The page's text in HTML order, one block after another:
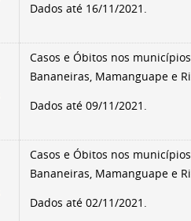
Dados até 16/11/2021.
Casos e Óbitos nos
Bananeiras, Mamanguape e
Dados até 09/11/2021.
Casos e Óbitos nos
Bananeiras, Mamanguape e
Dados até 02/11/2021.